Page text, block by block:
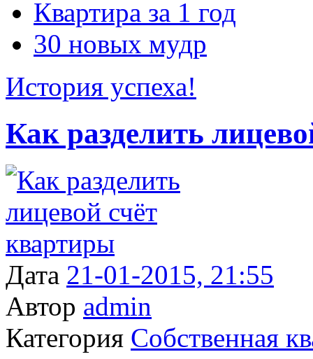
Квартира за 1 год
30 новых мудр
История успеха!
Как разделить
Дата 21-01-2015, 21:55
Автор admin
Категория Собственная